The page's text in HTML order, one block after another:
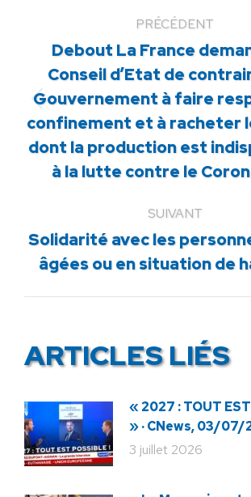
PRÉCÉDENT
Article
précédent
:
Debout La France
Conseil d’Etat de
Gouvernement à faire
confinement et à racheter
dont la production est
à la lutte contre le
SUIVANT
Article
suivant
Solidarité avec les
âgées ou en situation de
ARTICLES LIÉS
« 2027 : TOUT
» · CNews, 03/07/
3 juillet 2026